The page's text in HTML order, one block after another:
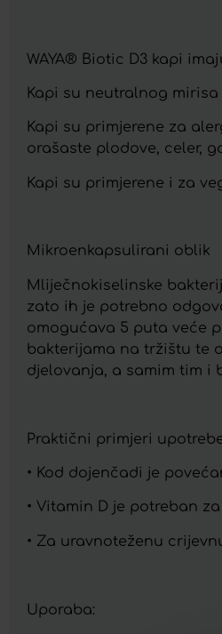
WAYA® Biotic D3 kapi
Kapi su neutralnog
Kapi su primjerene za
orašaste plodove, celer,
Kapi su primjerene i za
Mikroenkapsulirani oblik
Mliječnokiselinske
zato ih je potrebno
omogućava 5 puta veće
bakterijama na tržištu te
djelovanja, a samim tim i
Praktični primjeri
• Kod dojenčadi je
• Vitamin D je potreban
• Za uravnoteženu
Uporaba: